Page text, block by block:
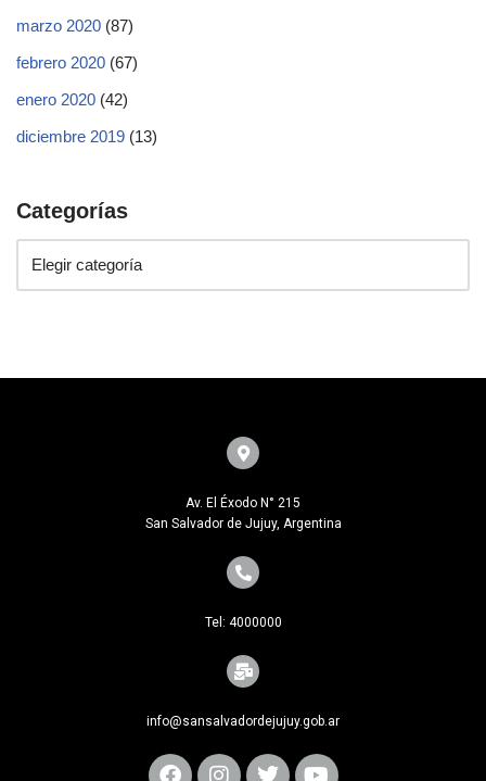
marzo 2020 (87)
febrero 2020 (67)
enero 2020 (42)
diciembre 2019 (13)
Categorías
Av. El Éxodo N° 215
San Salvador de Jujuy, Argentina
Tel: 4000000
info@sansalvadordejujuy.gob.ar